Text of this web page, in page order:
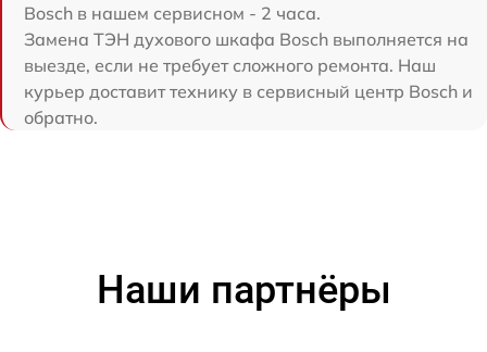
Bosch в нашем сервисном - 2 часа.
Замена ТЭН духового шкафа Bosch выполняется на
выезде, если не требует сложного ремонта. Наш
курьер доставит технику в сервисный центр Bosch и
обратно.
Наши партнёры